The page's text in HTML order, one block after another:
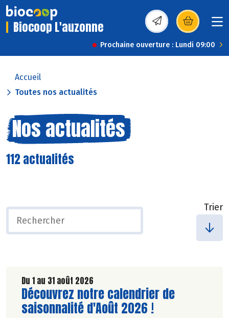
Biocoop L'auzonne (s’ouvre dans une
Prochaine ouverture : Lundi 09:00
Accueil
Toutes nos actualités
Nos actualités
112 actualités
Trier
Du 1 au 31 août 2026
Lire la suite de l'article
Découvrez notre calendrier de
saisonnalité d'Août 2026 !